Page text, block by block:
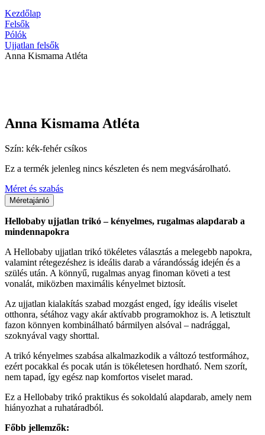
Kezdőlap
Felsők
Pólók
Ujjatlan felsők
Anna Kismama Atléta
Anna Kismama Atléta
Szín: kék-fehér csíkos
Ez a termék jelenleg nincs készleten és nem megvásárolható.
Méret és szabás
Méretajánló
Hellobaby ujjatlan trikó – kényelmes, rugalmas alapdarab a
mindennapokra
A Hellobaby ujjatlan trikó tökéletes választás a melegebb napokra,
valamint rétegezéshez is ideális darab a várandósság idején és a
szülés után. A könnyű, rugalmas anyag finoman követi a test
vonalát, miközben maximális kényelmet biztosít.
Az ujjatlan kialakítás szabad mozgást enged, így ideális viselet
otthonra, sétához vagy akár aktívabb programokhoz is. A letisztult
fazon könnyen kombinálható bármilyen alsóval – nadrággal,
szoknyával vagy shorttal.
A trikó kényelmes szabása alkalmazkodik a változó testformához,
ezért pocakkal és pocak után is tökéletesen hordható. Nem szorít,
nem tapad, így egész nap komfortos viselet marad.
Ez a Hellobaby trikó praktikus és sokoldalú alapdarab, amely nem
hiányozhat a ruhatáradból.
Főbb jellemzők: